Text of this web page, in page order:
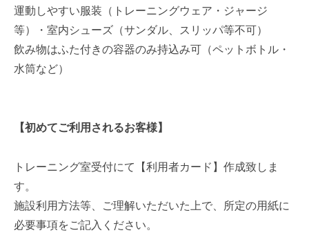
運動しやすい服装（トレーニングウェア・ジャージ
等）・室内シューズ（サンダル、スリッパ等不可）
飲み物はふた付きの容器のみ持込み可（ペットボトル・
水筒など）
【初めてご利用されるお客様】
トレーニング室受付にて【利用者カード】作成致しま
す。
施設利用方法等、ご理解いただいた上で、所定の用紙に
必要事項をご記入ください。